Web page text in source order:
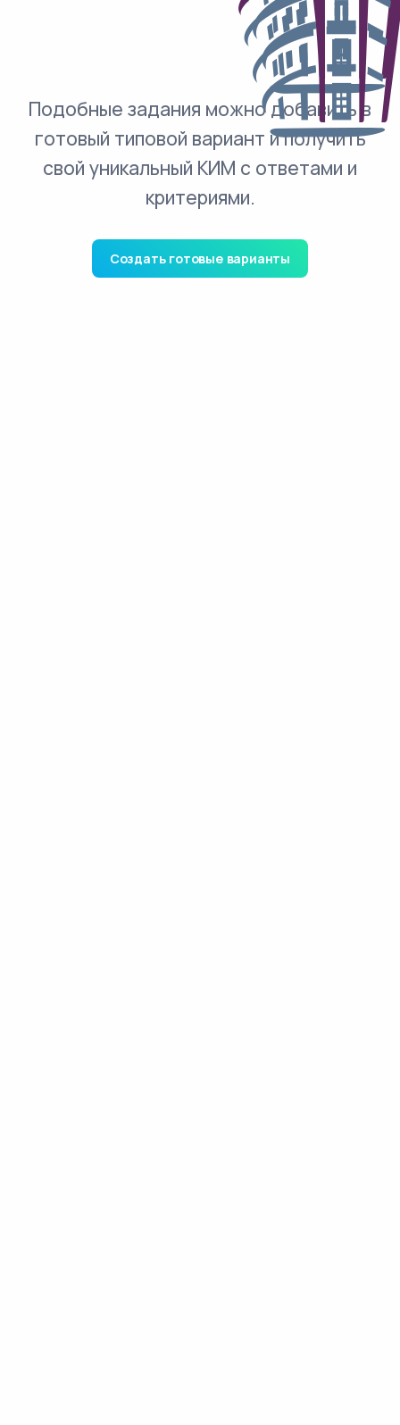
Подобные задания можно добавить в
готовый типовой вариант и получить
свой уникальный КИМ с ответами и
критериями.
Создать готовые варианты